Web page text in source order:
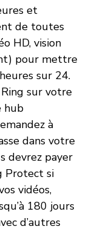
et
de toutes
HD, vision
pour mettre
sur 24.
sur votre
hub
à
dans votre
devrez payer
Protect si
vidéos,
180 jours
d’autres